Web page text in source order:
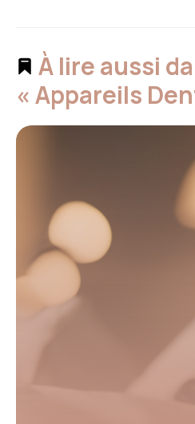
À lire aussi
« Appareils